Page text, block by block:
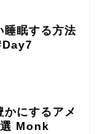
睡眠する方法
かにするアメ
選 Monk